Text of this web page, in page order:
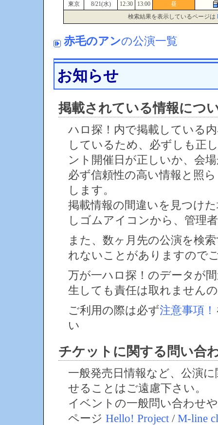
東京 8/21(水) 12:30 13:00
昼
検索結果を表示しているページは
赤毛のアンの公演一覧
お知らせ
掲載されている情報につ
ハロ探！内で掲載している
しているため、必ずしも正
ント開催日が正しいか、会
必ず信頼性の高い情報と照
します。
掲載情報の間違いを見つけ
しゴムアイコンから、管理
また、数ヶ月先の公演を検
れないことがありますので
万が一ハロ探！のデータが
生しても責任は取れません
ご利用の際は必ず注意事項！
い
チケットに関する問い合
一般発売日情報など、公演
せることはご遠慮下さい。
イベントの一般問い合わせ
ページ Hello! Project /M-line